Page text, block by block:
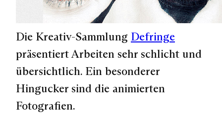
Die Kreativ-Sammlung Defringe
präsentiert Arbeiten sehr schlicht und
übersichtlich. Ein besonderer
Hingucker sind die animierten
Fotografien.